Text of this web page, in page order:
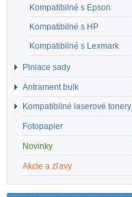
Kompatibilné s Epson
Kompatibilné s HP
Kompatibilné s Lexmark
Plniace sady
Antrament bulk
Kompatibilné laserové tonery
Fotopapier
Novinky
Akcie a zľavy